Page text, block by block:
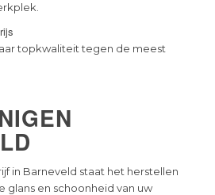
topkwaliteit tegen de meest
in Barneveld staat het herstellen
glans en schoonheid van uw